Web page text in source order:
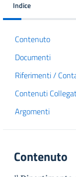
Indice
Contenuto
Documenti
Riferimenti /
Contenuti
Argomenti
Contenuto